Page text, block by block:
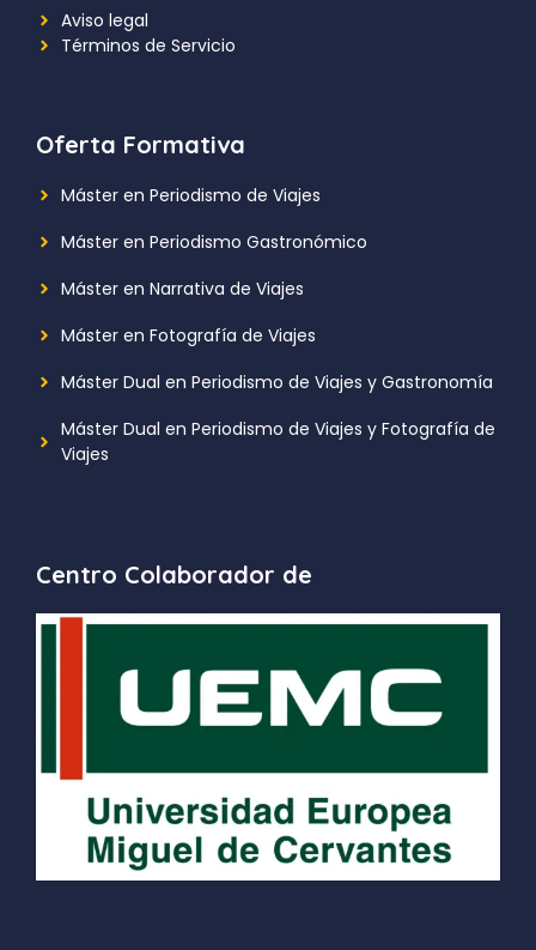
Aviso legal
Términos de Servicio
Oferta Formativa
Máster en Periodismo de Viajes
Máster en Periodismo Gastronómico
Máster en Narrativa de Viajes
Máster en Fotografía de Viajes
Máster Dual en Periodismo de Viajes y Gastronomía
Máster Dual en Periodismo de Viajes y Fotografía de
Viajes
Centro Colaborador de